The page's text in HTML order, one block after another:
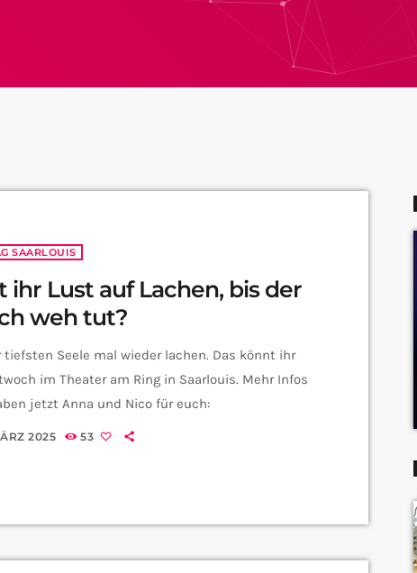
SAARLOUIS
ihr Lust auf Lachen, bis der
weh tut?
tiefsten Seele mal wieder lachen. Das könnt ihr
im Theater am Ring in Saarlouis. Mehr Infos
jetzt Anna und Nico für euch:
2025 53